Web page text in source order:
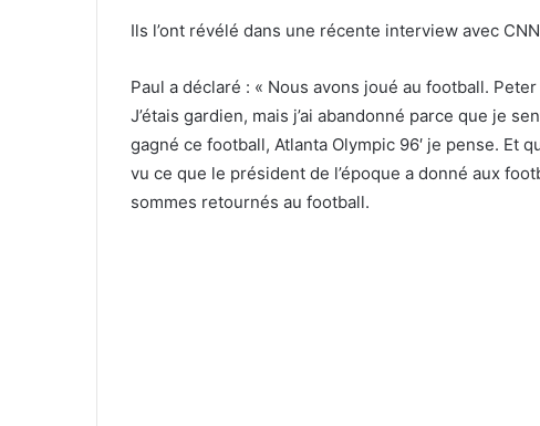
Ils l’ont révélé dans une récente interview avec
Paul a déclaré : « Nous avons joué au football.
J’étais gardien, mais j’ai abandonné parce que je
gagné ce football, Atlanta Olympic 96′ je pense. Et
vu ce que le président de l’époque a donné aux
sommes retournés au football.